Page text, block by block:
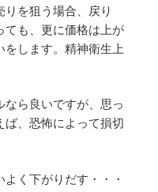
を狙う場合、戻り
ても、更に価格は上が
をします。精神衛生上
なら良いですが、思っ
ば、恐怖によって損切
く下がりだす・・・